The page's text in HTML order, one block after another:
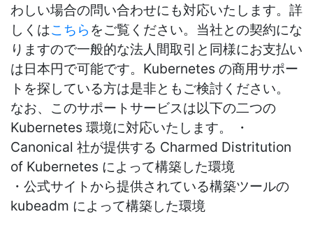
わしい場合の問い合わせにも対応いたします。詳
しくはこちら をご覧ください。当社との契約にな
りますので一般的な法人間取引と同様にお支払い
は日本円で可能です。Kubernetes の商用サポー
トを探している方は是非ともご検討ください。
なお、このサポートサービスは以下の二つの
Kubernetes 環境に対応いたします。 ・
Canonical 社が提供する Charmed Distritution
of Kubernetes によって構築した環境
・公式サイトから提供されている構築ツールの
kubeadm によって構築した環境